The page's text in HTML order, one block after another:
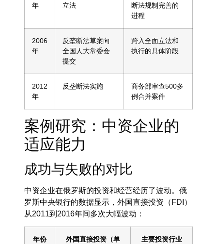
年
立法
断法规制完善的
进程
2006
年
反垄断法草案向
全国人大常委会
提交
跨入全面立法和
执行的具体阶段
2012
年
反垄断法实施
商务部审查500多
例合并案件
案例研究：中资企业的
适应能力
成功与失败的对比
中资企业在俄罗斯的投资和经营经历了波动。俄
罗斯中央银行的数据显示，外国直接投资（FDI）
从2011到2016年间多次大幅波动：
年份
外国直接投资（单
主要投资行业